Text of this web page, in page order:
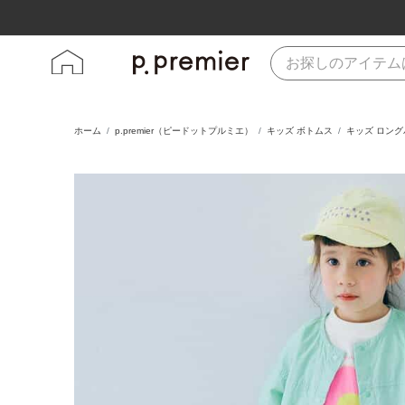
ホーム p.premier（ピードットプルミエ） キッズ ボトムス キッズ ロン